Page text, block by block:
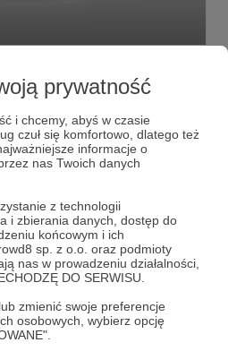
prywatność
i chcemy, abyś w czasie
czuł się komfortowo, dlatego też
informacje o
nas Twoich danych
z technologii
i zbierania danych, dostęp do
końcowym i ich
sp. z o.o. oraz podmioty
nas w prowadzeniu działalności,
DO SERWISU.
zmienić swoje preferencje
osobowych, wybierz opcję